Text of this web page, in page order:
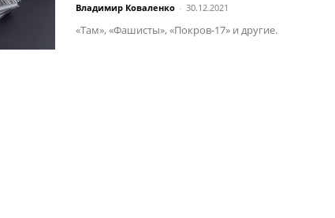
Владимир Коваленко - 30.12.2021
«Там», «Фашисты», «Покров-17» и другие.